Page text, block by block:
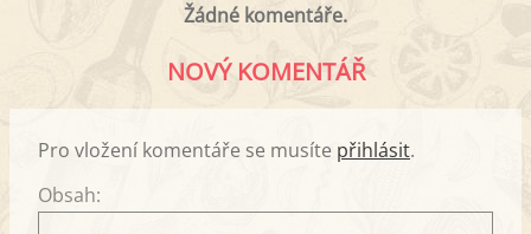
Žádné komentáře.
NOVÝ KOMENTÁŘ
Pro vložení komentáře se musíte přihlásit.
Obsah: